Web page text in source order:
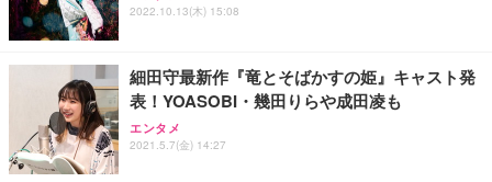
ス圧無段階昇降 360度回転 キャスター付き コンパク
グモニター QD 24.5インチ 1ms FHD 量子ドット 残
2022.10.13(木) 15:08
細田守最新作『竜とそばかすの姫』キャスト発
表！YOASOBI・幾田りらや成田凌も
エンタメ
2021.5.7(金) 14:27